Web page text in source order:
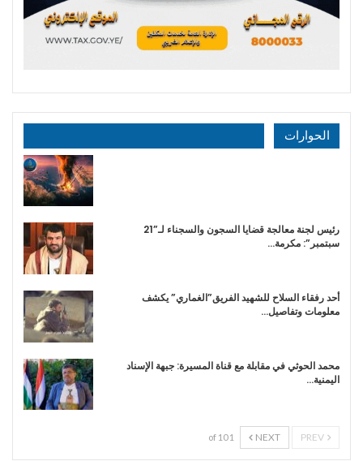
الحوارات
رئيس لجنة معالجة قضايا السجون والسجناء لـ”21
سبتمبر”: مكرمة…
أحد رفقاء السلاح للشهيد الفريق”الغماري” يكشف
معلومات وتفاصيل…
محمد الحوثي في مقابلة مع قناة المسيرة: جبهة الإسناد
اليمنية…
NEXT
1 of 10